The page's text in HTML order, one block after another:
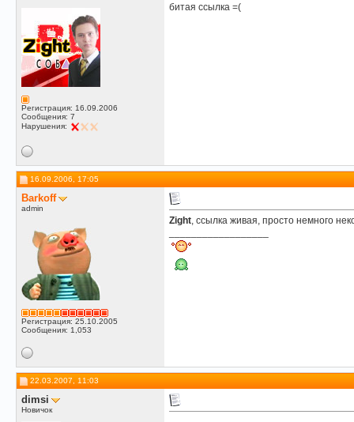
Регистрация: 16.09.2006
Сообщения: 7
Нарушения:
битая ссылка =(
16.09.2006, 17:05
Barkoff
admin
Регистрация: 25.10.2005
Сообщения: 1,053
Zight, ссылка живая, просто немного
22.03.2007, 11:03
dimsi
Новичок